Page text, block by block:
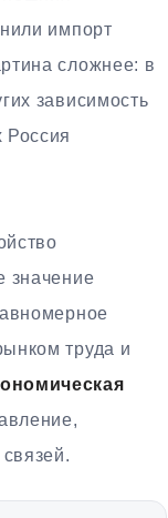
импорт
сложнее: в
зависимость
Россия
значение
труда и